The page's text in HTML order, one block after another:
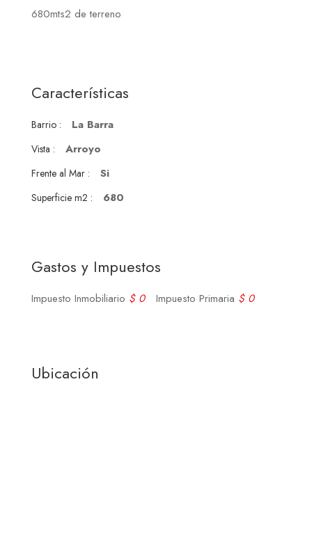
680mts2 de terreno
Características
Barrio : La Barra
Vista : Arroyo
Frente al Mar : Si
Superficie m2 : 680
Gastos y Impuestos
Impuesto Inmobiliario $ 0 Impuesto Primaria $ 0
Ubicación